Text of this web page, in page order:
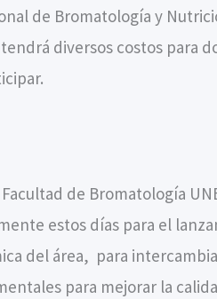
de Bromatología y
diversos costos para
de Bromatología
estos días para el
del área, para
para mejorar la